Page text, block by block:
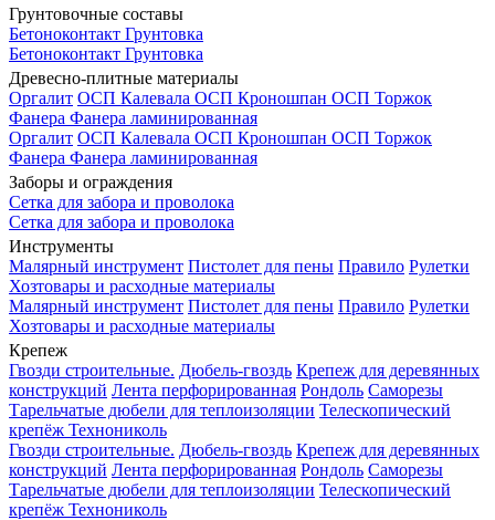
Грунтовочные составы
Бетоноконтакт Грунтовка
Бетоноконтакт Грунтовка
Древесно-плитные материалы
Оргалит ОСП Калевала ОСП Кроношпан ОСП Торжок
Фанера Фанера ламинированная
Оргалит ОСП Калевала ОСП Кроношпан ОСП Торжок
Фанера Фанера ламинированная
Заборы и ограждения
Сетка для забора и проволока
Сетка для забора и проволока
Инструменты
Малярный инструмент Пистолет для пены Правило Рулетки
Хозтовары и расходные материалы
Малярный инструмент Пистолет для пены Правило Рулетки
Хозтовары и расходные материалы
Крепеж
Гвозди строительные. Дюбель-гвоздь Крепеж для деревянных
конструкций Лента перфорированная Рондоль Саморезы
Тарельчатые дюбели для теплоизоляции Телескопический
крепёж Технониколь
Гвозди строительные. Дюбель-гвоздь Крепеж для деревянных
конструкций Лента перфорированная Рондоль Саморезы
Тарельчатые дюбели для теплоизоляции Телескопический
крепёж Технониколь